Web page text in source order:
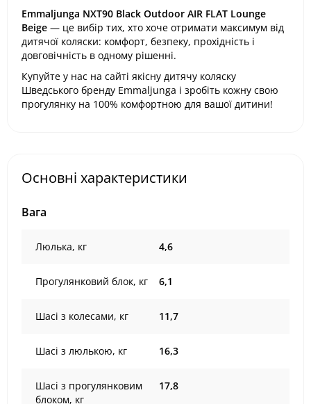
Emmaljunga NXT90 Black Outdoor AIR FLAT Lounge
Beige — це вибір тих, хто хоче отримати максимум від
дитячої коляски: комфорт, безпеку, прохідність і
довговічність в одному рішенні.
Купуйте у нас на сайті якісну дитячу коляску
Шведського бренду Emmaljunga і зробіть кожну свою
прогулянку на 100% комфортною для вашої дитини!
Основні характеристики
Вага
Люлька, кг 4,6
Прогулянковий блок, кг 6,1
Шасі з колесами, кг 11,7
Шасі з люлькою, кг 16,3
Шасі з прогулянковим
блоком, кг
17,8